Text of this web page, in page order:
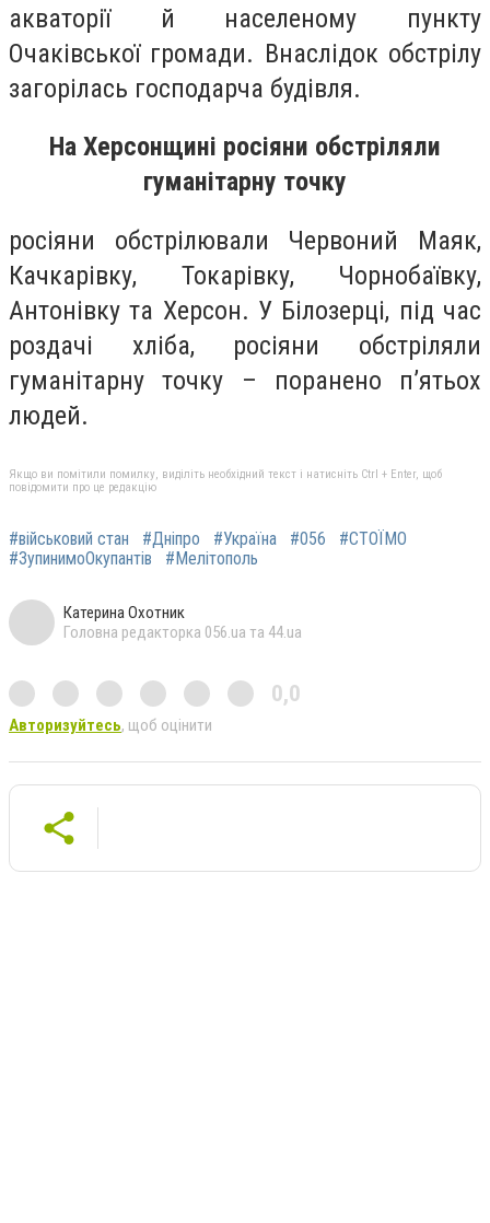
акваторії й населеному пункту
Очаківської громади. Внаслідок обстрілу
загорілась господарча будівля.
На Херсонщині росіяни обстріляли
гуманітарну точку
росіяни обстрілювали Червоний Маяк,
Качкарівку, Токарівку, Чорнобаївку,
Антонівку та Херсон. У Білозерці, під час
роздачі хліба, росіяни обстріляли
гуманітарну точку – поранено п’ятьох
людей.
Якщо ви помітили помилку, виділіть необхідний текст і натисніть Ctrl + Enter, щоб
повідомити про це редакцію
#військовий стан #Дніпро #Україна #056
#СТОЇМО
#ЗупинимоОкупантів
#Мелітополь
Катерина Охотник
Головна редакторка 056.ua та 44.ua
0,0
Авторизуйтесь, щоб оцінити